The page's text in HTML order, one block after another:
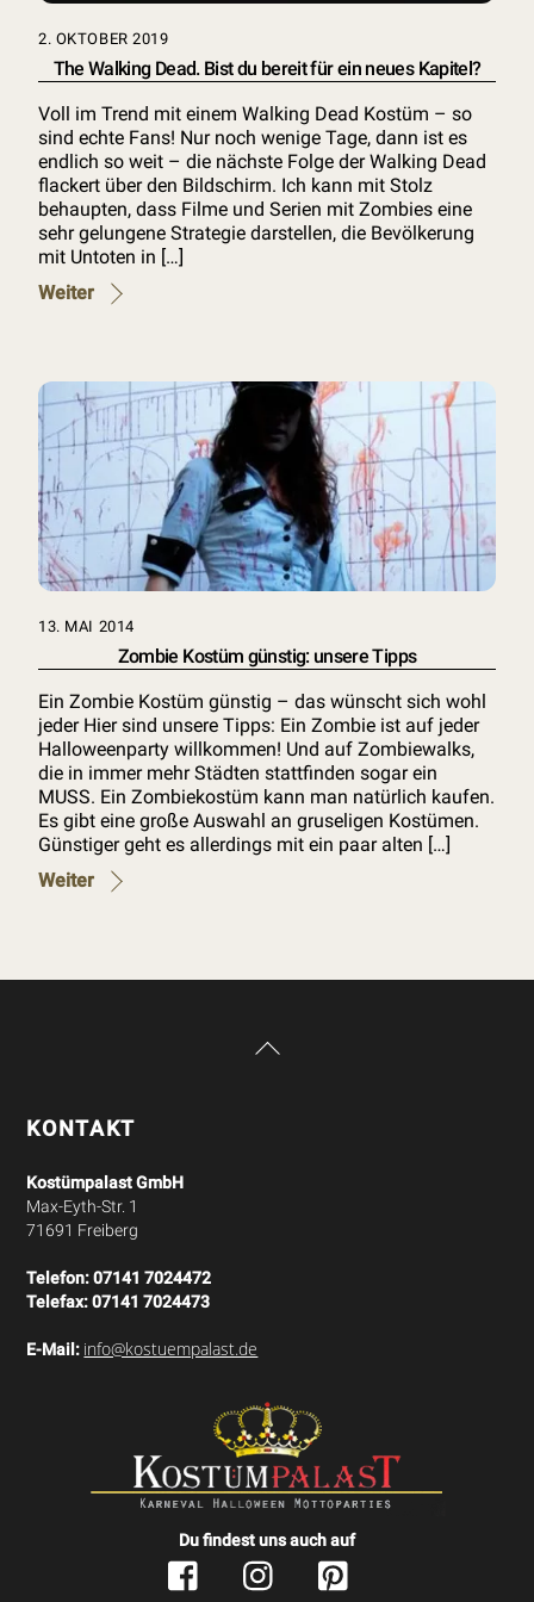
2. OKTOBER 2019
The Walking Dead. Bist du bereit für ein neues Kapitel?
Voll im Trend mit einem Walking Dead Kostüm – so
sind echte Fans! Nur noch wenige Tage, dann ist es
endlich so weit – die nächste Folge der Walking Dead
flackert über den Bildschirm. Ich kann mit Stolz
behaupten, dass Filme und Serien mit Zombies eine
sehr gelungene Strategie darstellen, die Bevölkerung
mit Untoten in […]
Weiter
13. MAI 2014
Zombie Kostüm günstig: unsere Tipps
Ein Zombie Kostüm günstig – das wünscht sich wohl
jeder Hier sind unsere Tipps: Ein Zombie ist auf jeder
Halloweenparty willkommen! Und auf Zombiewalks,
die in immer mehr Städten stattfinden sogar ein
MUSS. Ein Zombiekostüm kann man natürlich kaufen.
Es gibt eine große Auswahl an gruseligen Kostümen.
Günstiger geht es allerdings mit ein paar alten […]
Weiter
Back
KONTAKT
Kostümpalast GmbH
Max-Eyth-Str. 1
71691 Freiberg
Telefon:07141 7024472
Telefax:07141 7024473
E-Mail: info@kostuempalast.de
Du findest uns auch auf